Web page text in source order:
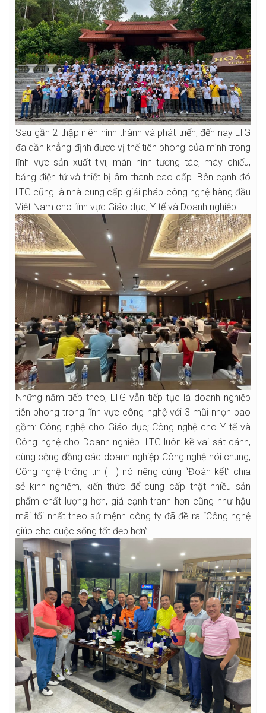
Sau gần 2 thập niên hình thành và phát triển, đến nay LTG
đã dần khẳng định được vị thế tiên phong của mình trong
lĩnh vực sản xuất tivi, màn hình tương tác, máy chiếu,
bảng điện tử và thiết bị âm thanh cao cấp. Bên cạnh đó
LTG cũng là nhà cung cấp giải pháp công nghệ hàng đầu
Việt Nam cho lĩnh vực Giáo dục, Y tế và Doanh nghiệp.
Những năm tiếp theo, LTG vẫn tiếp tục là doanh nghiệp
tiên phong trong lĩnh vực công nghệ với 3 mũi nhọn bao
gồm: Công nghệ cho Giáo dục; Công nghệ cho Y tế và
Công nghệ cho Doanh nghiệp. LTG luôn kề vai sát cánh,
cùng cộng đồng các doanh nghiệp Công nghệ nói chung,
Công nghệ thông tin (IT) nói riêng cùng “Đoàn kết” chia
sẻ kinh nghiệm, kiến thức để cung cấp thật nhiều sản
phẩm chất lượng hơn, giá cạnh tranh hơn cũng như hậu
mãi tối nhất theo sứ mệnh công ty đã đề ra “Công nghệ
giúp cho cuộc sống tốt đẹp hơn”.